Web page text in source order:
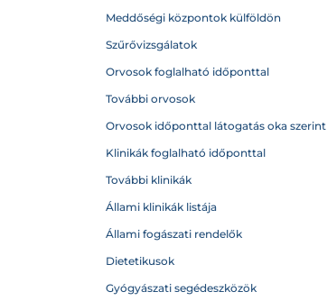
Meddőségi központok külföldön
Szűrővizsgálatok
Orvosok foglalható időponttal
További orvosok
Orvosok időponttal látogatás oka szerint
Klinikák foglalható időponttal
További klinikák
Állami klinikák listája
Állami fogászati rendelők
Dietetikusok
Gyógyászati segédeszközök